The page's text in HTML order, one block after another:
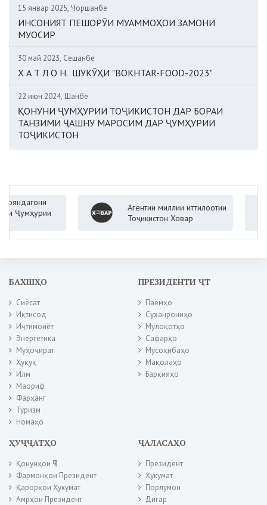
15 январ 2025, Чоршанбе
ИНСОНИЯТ ПЕШОРӮИ МУАММОҲОИ ЗАМОНИ
МУОСИР
30 май 2023, Сешанбе
Х А Т Л О Н. ШУКӮҲИ "BOKHTAR-FOOD-2023"
22 июн 2024, Шанбе
ҚОНУНИ ҶУМҲУРИИ ТОҶИКИСТОН ДАР БОРАИ
ТАНЗИМИ ҶАШНУ МАРОСИМ ДАР ҶУМҲУРИИ
ТОҶИКИСТОН
Агентии миллии иттилоотии
Тоҷикистон Ховар
БАХШҲО
Сиёсат
Иқтисод
Иҷтимоиёт
Энергетика
Муҳоҷират
Ҳуқуқ
Илм
Маориф
Фарҳанг
Туризм
Номаҳо
ПРЕЗИДЕНТИ ҶТ
Паёмҳо
Суханрониҳо
Мулоқотҳо
Сафарҳо
Мусоҳибаҳо
Мақолаҳо
Барқияҳо
ҲУҶҶАТҲО
Қонунҳои ҶТ
Фармонҳои Президент
Қарорҳои Ҳукумат
Амрҳои Президент
ҶАЛАСАҲО
Президент
Ҳукумат
Порлумон
Дигар